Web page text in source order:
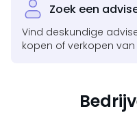
Zoek een
Vind deskundige
kopen of verkopen van